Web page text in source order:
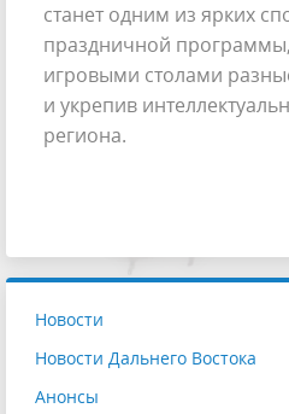
станет одним из ярких
праздничной
игровыми столами
и укрепив
региона.
Новости
Новости Дальнего Востока
Анонсы